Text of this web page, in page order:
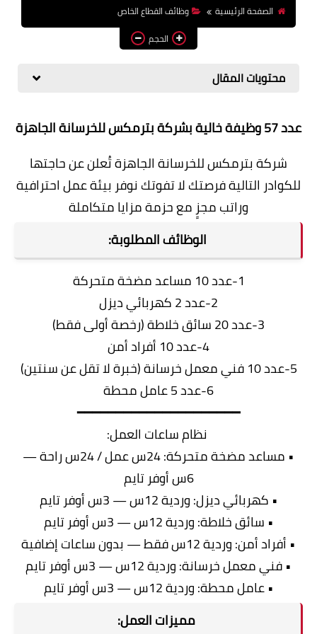
وظائف اعضاء هيئة تدريس
بالجامعات والمعاهد
الصفحة الرئيسية
وظائف القطاع الخاص
الحجم
محتويات المقال
عدد 57 وظيفة خالية بشركة بترمكس للخرسانة الجاهزة
شركة بترمكس للخرسانة الجاهزة تُعلن عن حاجتها
للكوادر التالية فرصتك لا تفوتك نوفر بيئة عمل احترافية
وراتب مجزٍ مع حزمة مزايا متكاملة
الوظائف المطلوبة:
1-عدد 10 مساعد مضخة متحركة
2-عدد 2 كهربائي ديزل
3-عدد 20 سائق خلاطة (رخصة أولى فقط)
4-عدد 10 أفراد أمن
5-عدد 10 فني معمل خرسانة (خبرة لا تقل عن سنتين)
6-عدد 5 عامل محطة
━━━━━━━━━━━━━━━━━━━━━
نظام ساعات العمل:
• مساعد مضخة متحركة: 24س عمل / 24س راحة —
6س أوفر تايم
• كهربائي ديزل: وردية 12س — 3س أوفر تايم
• سائق خلاطة: وردية 12س — 3س أوفر تايم
• أفراد أمن: وردية 12س فقط — بدون ساعات إضافية
• فني معمل خرسانة: وردية 12س — 3س أوفر تايم
• عامل محطة: وردية 12س — 3س أوفر تايم
مميزات العمل: